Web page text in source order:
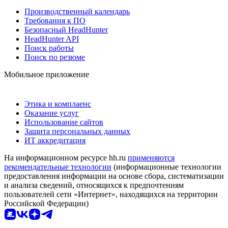
Производственный календарь
Требования к ПО
Безопасный HeadHunter
HeadHunter API
Поиск работы
Поиск по резюме
Мобильное приложение
Этика и комплаенс
Оказание услуг
Использование сайтов
Защита персональных данных
ИТ аккредитация
На информационном ресурсе hh.ru применяются
рекомендательные технологии (информационные технологии
предоставления информации на основе сбора, систематизации
и анализа сведений, относящихся к предпочтениям
пользователей сети «Интернет», находящихся на территории
Российской Федерации)